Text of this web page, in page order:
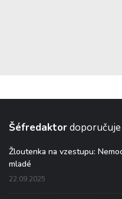
Šéfredaktordoporučuje
Žloutenka na vzestupu:
mladé
22.09.2025